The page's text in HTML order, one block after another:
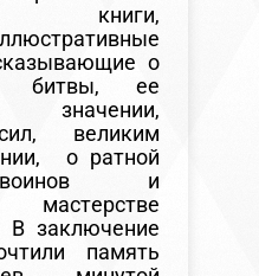
книги,
о
битвы, ее
значении,
великим
о ратной
и
мастерстве
В заключение
память